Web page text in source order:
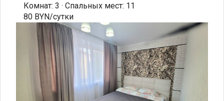
Комнат: 3 · Спальных мест: 11
80 BYN/сутки